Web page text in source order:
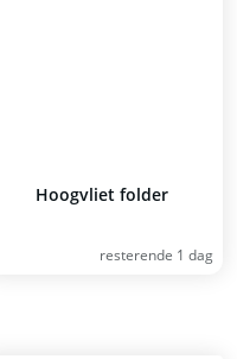
Hoogvliet folder
resterende 1 dag